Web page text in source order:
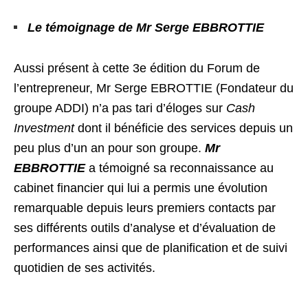
Le témoignage de Mr Serge EBBROTTIE
Aussi présent à cette 3e édition du Forum de
l’entrepreneur, Mr Serge EBROTTIE (Fondateur du
groupe ADDI) n’a pas tari d’éloges sur Cash
Investmentdont il bénéficie des services depuis un
peu plus d’un an pour son groupe. Mr
EBBROTTIEa témoigné sa reconnaissance au
cabinet financier qui lui a permis une évolution
remarquable depuis leurs premiers contacts par
ses différents outils d’analyse et d’évaluation de
performances ainsi que de planification et de suivi
quotidien de ses activités.